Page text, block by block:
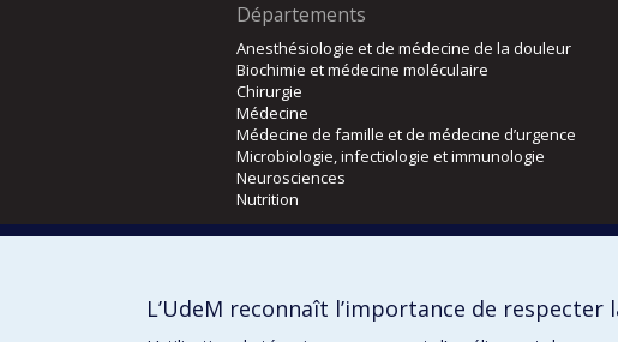
Départements
Anesthésiologie et de médecine de la douleur
Biochimie et médecine moléculaire
Chirurgie
Médecine
Médecine de famille et de médecine d’urgence
Microbiologie, infectiologie et immunologie
Neurosciences
Nutrition
Orthophonie et audiologie
L’UdeM reconnaît l’importance de respecter